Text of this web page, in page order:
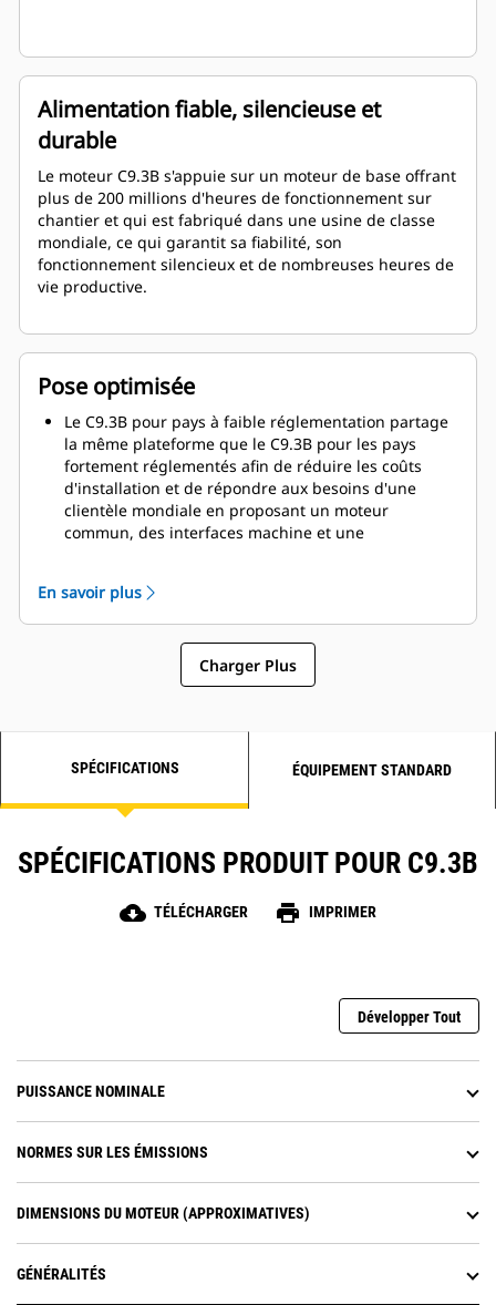
Alimentation fiable, silencieuse et
durable
Le moteur C9.3B s'appuie sur un moteur de base offrant
plus de 200 millions d'heures de fonctionnement sur
chantier et qui est fabriqué dans une usine de classe
mondiale, ce qui garantit sa fiabilité, son
fonctionnement silencieux et de nombreuses heures de
vie productive.
Pose optimisée
Le C9.3B pour pays à faible réglementation partage
la même plateforme que le C9.3B pour les pays
fortement réglementés afin de réduire les coûts
d'installation et de répondre aux besoins d'une
clientèle mondiale en proposant un moteur
commun, des interfaces machine et une
(44,7 HP/L), offre aux constructeurs d'origine (OEM)
la possibilité de réduire l'installation de leur moteur
sans pour autant sacrifier les performances.
Options de moteur entièrement configurables et
unité d'alimentation industrielle (IPU) disponibles en
conception, de validation et de fabrication.
En savoir plus
Charger Plus
SPÉCIFICATIONS ÉQUIPEMENT STANDARD
SPÉCIFICATIONS PRODUIT POUR C9.3B
cloud_download TÉLÉCHARGER print IMPRIMER
Développer Tout
PUISSANCE NOMINALE
NORMES SUR LES ÉMISSIONS
DIMENSIONS DU MOTEUR (APPROXIMATIVES)
GÉNÉRALITÉS